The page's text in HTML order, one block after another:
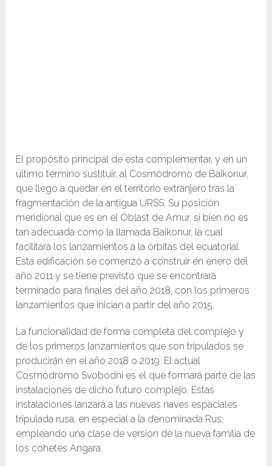
El propósito principal de esta complementar, y en un
último término sustituir, al Cosmódromo de Baikonur,
que llegó a quedar en el territorio extranjero tras la
fragmentación de la antigua URSS. Su posición
meridional que es en el Óblast de Amur, si bien no es
tan adecuada como la llamada Baikonur, la cual
facilitará los lanzamientos a la órbitas del ecuatorial.
Esta edificación se comenzó a construir en enero del
año 2011 y se tiene previsto que se encontrará
terminado para finales del año 2018, con los primeros
lanzamientos que inician a partir del año 2015.
La funcionalidad de forma completa del complejo y
de los primeros lanzamientos que son tripulados se
producirán en el año 2018 o 2019. El actual
Cosmódromo Svobodni es el que formará parte de las
instalaciones de dicho futuro complejo. Estas
instalaciones lanzará a las nuevas naves espaciales
tripulada rusa, en especial a la denominada Rus,
empleando una clase de versión de la nueva familia de
los cohetes Angara.